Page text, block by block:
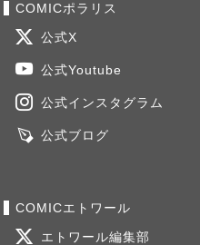
COMICポラリス
公式X
公式Youtube
公式インスタグラム
公式ブログ
COMICエトワール
エトワール編集部